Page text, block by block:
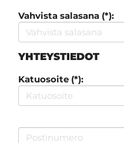
Vahvista salasana (*):
YHTEYSTIEDOT
Katuosoite (*):